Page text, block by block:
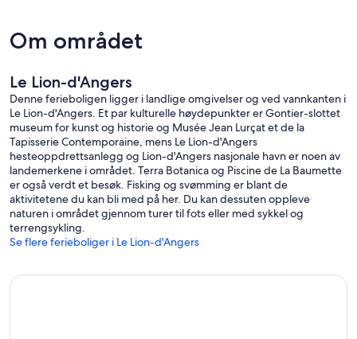
Om området
Le Lion-d'Angers
Denne ferieboligen ligger i landlige omgivelser og ved vannkanten i
Le Lion-d'Angers. Et par kulturelle høydepunkter er Gontier-slottet
museum for kunst og historie og Musée Jean Lurçat et de la
Tapisserie Contemporaine, mens Le Lion-d'Angers
hesteoppdrettsanlegg og Lion-d'Angers nasjonale havn er noen av
landemerkene i området. Terra Botanica og Piscine de La Baumette
er også verdt et besøk. Fisking og svømming er blant de
aktivitetene du kan bli med på her. Du kan dessuten oppleve
naturen i området gjennom turer til fots eller med sykkel og
terrengsykling.
Se flere ferieboliger i Le Lion-d'Angers